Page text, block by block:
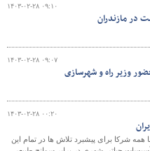
۱۴۰۳-۰۲-۲۸ ۰۹:۱۰
۱۴۰۳-۰۲-۲۸ ۰۹:۰۷
۱۴۰۳-۰۲-۲۸ ۰۰:۲۰
شرکا برای پیشبرد تلاش ها در تمام این